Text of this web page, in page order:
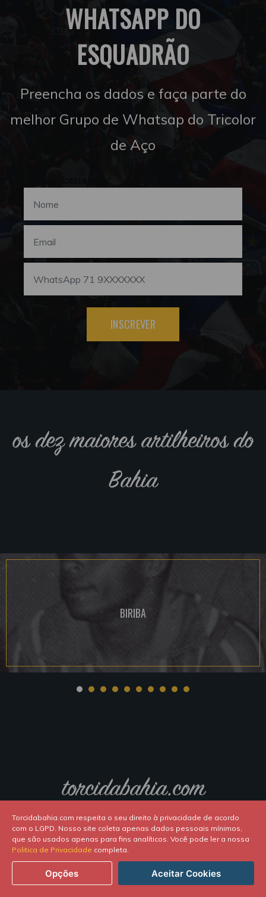
WHATSAPP DO
ESQUADRÃO
Preencha os dados e faça parte do
melhor Grupo de Whatsap do Tricolor
de Aço
INSCREVER
os dez maiores artilheiros do
Bahia
BIRIBA
torcidabahia.com
SOCIAL
Torcidabahia.com respeita o seu direito à privacidade de acordo
com o LGPD. Nosso site coleta apenas dados pessoais mínimos,
que são usados apenas para fins analíticos. Você pode ler a nossa
Politica de Privacidade completa.
Opções Aceitar Cookies